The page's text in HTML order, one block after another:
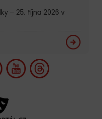
– 25. října 2026 v